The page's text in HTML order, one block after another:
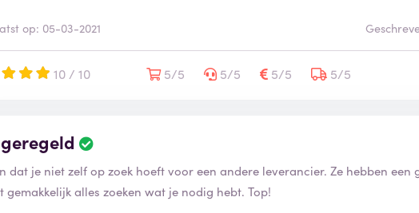
op: 05-03-2021
10 / 10 5/5 5/5 5/5 5/5
dat je niet zelf op zoek hoeft voor een andere leverancier. Ze hebben een
gemakkelijk alles zoeken wat je nodig hebt. Top!